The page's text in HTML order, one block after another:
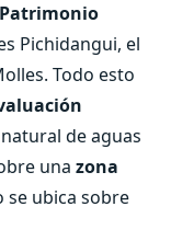
Patrimonio
Pichidangui, el
Todo esto
de aguas
una zona
se ubica sobre